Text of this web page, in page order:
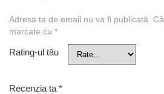
Adresa ta de email nu va fi publicată.
marcate cu *
Rating-ul tău
Recenzia ta *